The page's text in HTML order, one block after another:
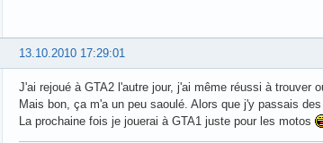
13.10.2010 17:29:01
J'ai rejoué à GTA2 l'autre jour, j'ai même réussi à trouver
Mais bon, ça m'a un peu saoulé. Alors que j'y passais
La prochaine fois je jouerai à GTA1 juste pour les motos